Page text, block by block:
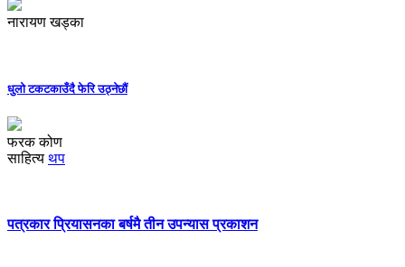
नारायण खड्का
धुलो टकटकाउँदै फेरि उठ्नेछौं
फरक कोण
साहित्य थप
पत्रकार प्रियासनका बर्षमै तीन उपन्यास प्रकाशन